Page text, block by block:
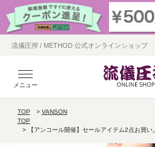
流儀圧搾 / METHOD 公式オンラインショップ
メニュー
TOP
VANSON
TOP
【アンコール開催】セールアイテム2点お買